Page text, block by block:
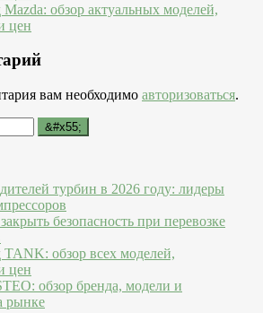
обзор актуальных моделей,
цен
вам необходимо авторизоваться.
турбин в 2026 году: лидеры
безопасность при перевозке
обзор всех моделей,
цен
обзор бренда, модели и
рынке